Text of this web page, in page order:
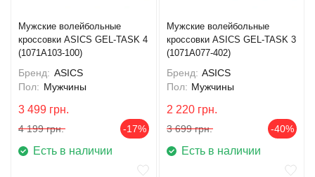
Мужские волейбольные
кроссовки ASICS GEL-TASK 4
(1071A103-100)
Бренд: ASICS
Пол: Мужчины
3 499 грн.
4 199 грн. -17%
Есть в наличии
Мужские волейбольные
кроссовки ASICS GEL-TASK 3
(1071A077-402)
Бренд: ASICS
Пол: Мужчины
2 220 грн.
3 699 грн. -40%
Есть в наличии